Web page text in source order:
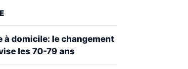
à domicile: le changement
les 70-79 ans